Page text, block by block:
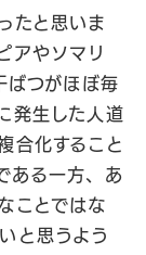
たと思いま
アやソマリ
ばつがほぼ毎
発生した人道
合化すること
ある一方、あ
ことではな
と思うよう